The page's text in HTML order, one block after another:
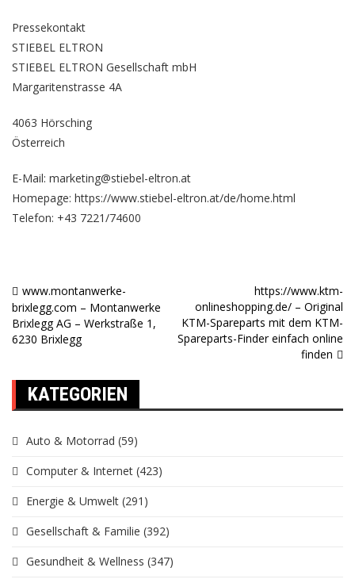
Pressekontakt
STIEBEL ELTRON
STIEBEL ELTRON Gesellschaft mbH
Margaritenstrasse 4A
4063 Hörsching
Österreich
E-Mail: marketing@stiebel-eltron.at
Homepage: https://www.stiebel-eltron.at/de/home.html
Telefon: +43 7221/74600
Beitragsnavigation
www.montanwerke-
brixlegg.com – Montanwerke
Brixlegg AG – Werkstraße 1,
6230 Brixlegg
https://www.ktm-
onlineshopping.de/ – Original
KTM-Spareparts mit dem KTM-
Spareparts-Finder einfach online
finden
KATEGORIEN
Auto & Motorrad (59)
Computer & Internet (423)
Energie & Umwelt (291)
Gesellschaft & Familie (392)
Gesundheit & Wellness (347)